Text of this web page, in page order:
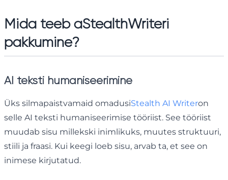
Mida teeb aStealthWriteri
pakkumine?
AI teksti humaniseerimine
Üks silmapaistvamaid omadusiStealth AI Writeron
selle AI teksti humaniseerimise tööriist. See tööriist
muudab sisu millekski inimlikuks, muutes struktuuri,
stiili ja fraasi. Kui keegi loeb sisu, arvab ta, et see on
inimese kirjutatud.